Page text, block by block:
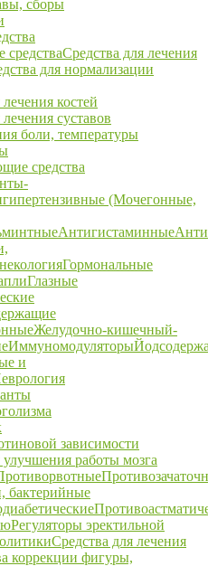
сборы
Средства для лечения
для нормализации
костей
суставов
боли, температуры
средства
(Мочегонные,
Антигистаминные
Гормональные
Глазные
Желудочно-кишечный-
Иммуномодуляторы
и
зависимости
улучшения работы мозга
бактерийные
Регуляторы эректильной
Средства для лечения
коррекции фигуры,